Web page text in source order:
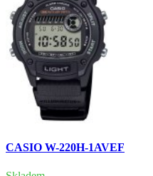
CASIO W-220H-1AVEF